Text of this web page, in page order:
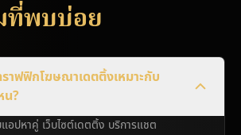
ที่พบบ่อย
าฟฟิกโฆษณาเดตติ้งเหมาะกับ
?
อปหาคู่ เว็บไซต์เดตติ้ง บริการแชต